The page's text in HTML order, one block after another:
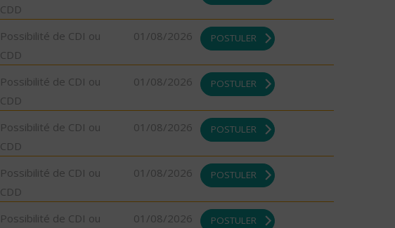
CDD
Possibilité de CDI ou
CDD
01/08/2026 POSTULER
Possibilité de CDI ou
CDD
01/08/2026 POSTULER
Possibilité de CDI ou
CDD
01/08/2026 POSTULER
Possibilité de CDI ou
CDD
01/08/2026 POSTULER
Possibilité de CDI ou
01/08/2026 POSTULER